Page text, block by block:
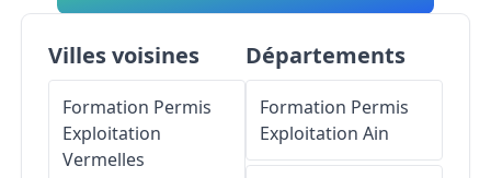
Villes voisines
Formation Permis
Exploitation
Vermelles
Départements
Formation Permis
Exploitation Ain